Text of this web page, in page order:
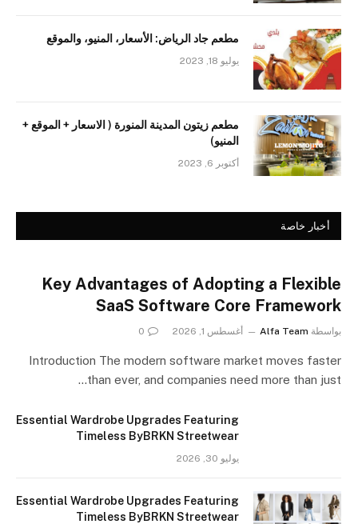
مطعم جاد الرياض: الأسعار، المنيو، والموقع
يوليو 18, 2023
مطعم زيتون المدينة المنورة ( الاسعار + الموقع +
المنيو)
أكتوبر 6, 2023
أخبار خاصة
Key Advantages of Adopting a Flexible
SaaS Software Core Framework
بواسطة Alfa Team أغسطس 1, 2026 0
Introduction The modern software market moves faster
than ever, and companies need more than just…
Essential Wardrobe Upgrades Featuring
Timeless ByBRKN Streetwear
يوليو 30, 2026
Essential Wardrobe Upgrades Featuring
Timeless ByBRKN Streetwear